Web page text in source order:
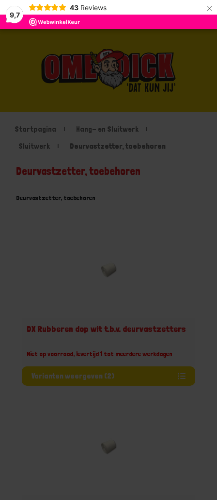
9,7
43 Reviews ×
Startpagina
Hang- en Sluitwerk
Sluitwerk
Deurvastzetter, toebehoren
Deurvastzetter, toebehoren
Deurvastzetter, toebehoren
DX Rubberen dop wit t.b.v. deurvastzetters
Niet op voorraad, levertijd 1 tot meerdere werkdagen
Varianten weergeven (2)